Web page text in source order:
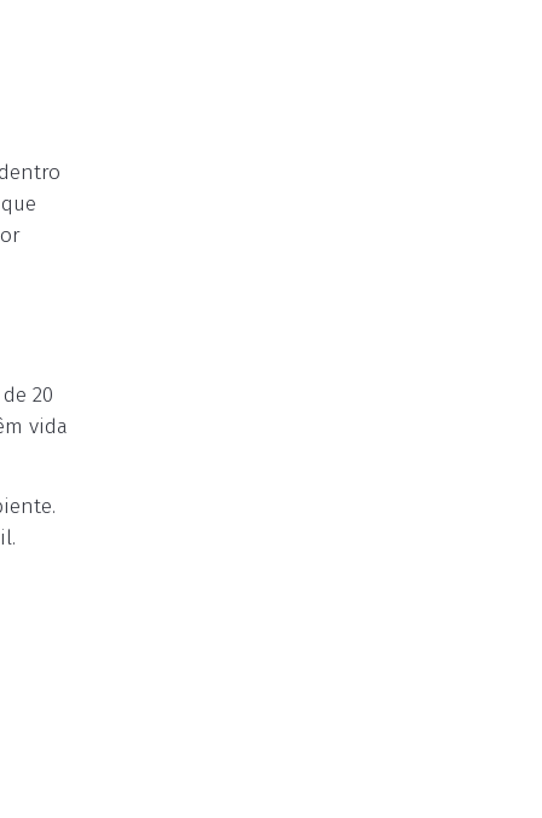
20
vida